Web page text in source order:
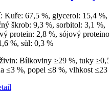
Kuře: 67,5 %, glycerol: 15,4 %,
škrob: 9,3 %, sorbitol: 3,1 %,
protein: 2,8 %, sójový
%, sůl: 0,3 %
Bílkoviny ≥29 %, tuky
≤3 %, popel ≤8 %, vlhkost ≤23